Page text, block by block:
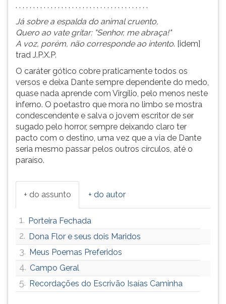
. . . . . . . . . . . . . . . . . . . . . . . . . . . . . . . . . . . . . .
Já sobre a espalda do animal cruento,
Quero ao vate gritar: "Senhor, me abraça!"
A voz, porém, não corresponde ao intento. [idem]
trad J.P.X.P.
O caráter gótico cobre praticamente todos os
versos e deixa Dante sempre dependente do medo,
quase nada aprende com Virgílio, pelo menos neste
inferno. O poetastro que mora no limbo se mostra
condescendente e salva o jovem escritor de ser
sugado pelo horror, sempre deixando claro ter
pacto com o destino, uma vez que a via de Dante
seria mesmo passar pelos outros círculos, até o
paraíso.
+ do assunto + do autor
1. Porteira Fechada
2. Dona Flor e seus dois Maridos
3. Meus Poemas Preferidos
4. Campo Geral
5. Recordações do Escrivão Isaías Caminha